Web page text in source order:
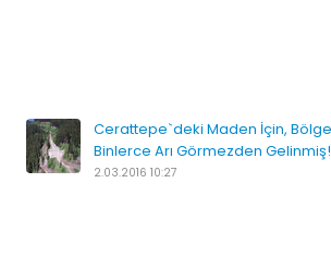
Cerattepe`deki Maden İçin,
Binlerce Arı Görmezden Gelinmiş!
2.03.2016 10:27